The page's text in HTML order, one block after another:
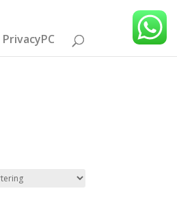
PrivacyPC